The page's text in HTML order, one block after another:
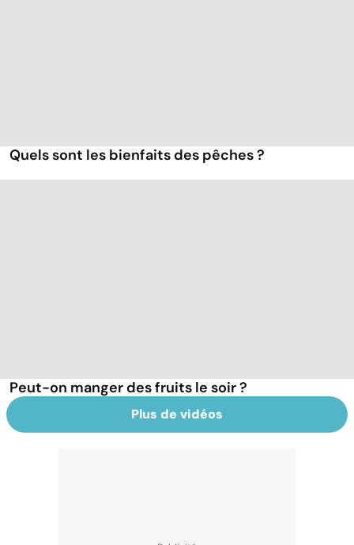
Quels sont les bienfaits des pêches ?
Peut-on manger des fruits le soir ?
Plus de vidéos